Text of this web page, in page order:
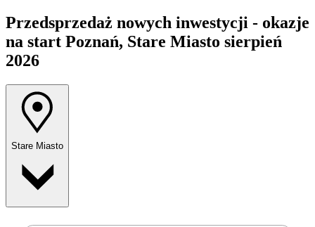
Przedsprzedaż nowych inwestycji - okazje
na start Poznań, Stare Miasto sierpień
2026
Stare Miasto